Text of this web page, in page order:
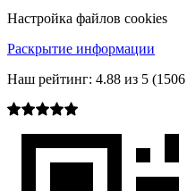
Настройка файлов cookies
Раскрытие информации
Наш рейтинг: 4.88 из 5 (1506